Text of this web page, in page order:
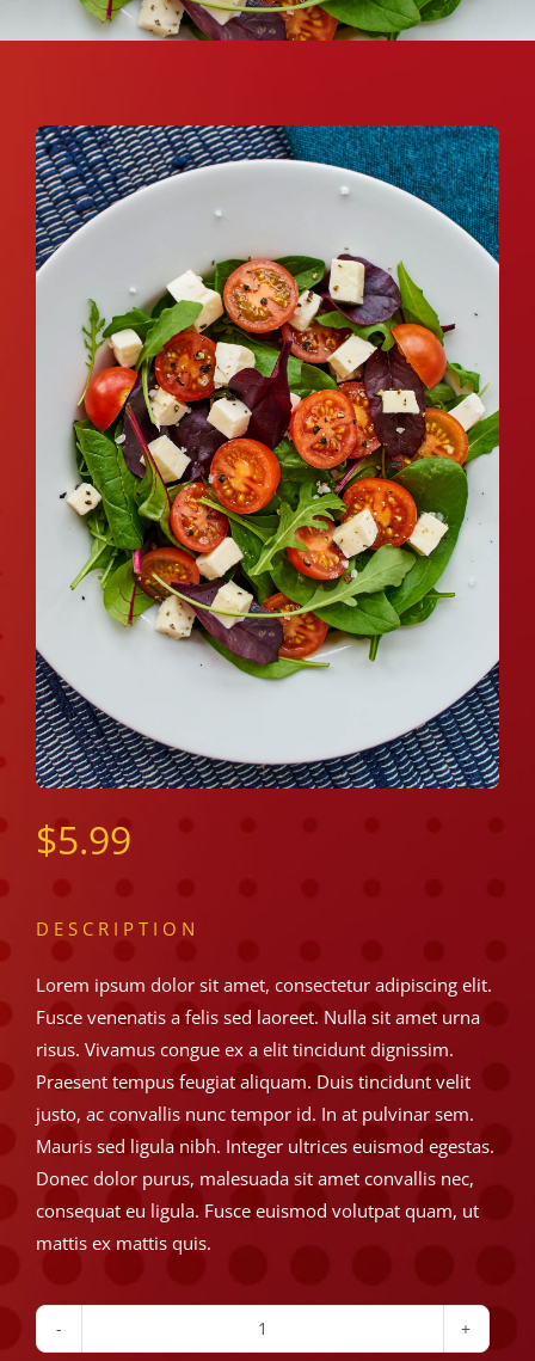
$5.99
DESCRIPTION
Lorem ipsum dolor sit amet, consectetur adipiscing elit.
Fusce venenatis a felis sed laoreet. Nulla sit amet urna
risus. Vivamus congue ex a elit tincidunt dignissim.
Praesent tempus feugiat aliquam. Duis tincidunt velit
justo, ac convallis nunc tempor id. In at pulvinar sem.
Mauris sed ligula nibh. Integer ultrices euismod egestas.
Donec dolor purus, malesuada sit amet convallis nec,
consequat eu ligula. Fusce euismod volutpat quam, ut
mattis ex mattis quis.
Greek